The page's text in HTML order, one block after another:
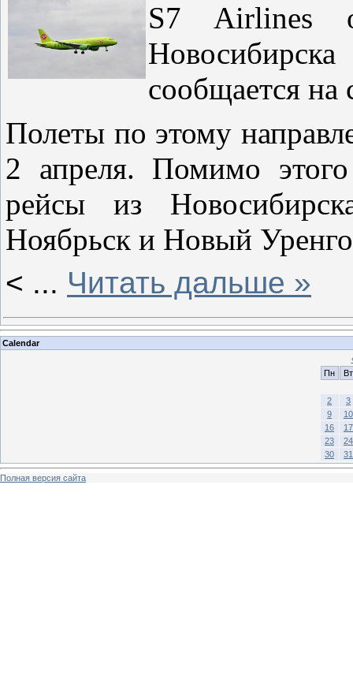
S7 Airlines
сообщается на
Полеты по этому
2 апреля. Помимо
рейсы из
Ноябрьск и Новый
< ... Читать дальше »
Calendar
Пн
Вт
2
3
9
10
16
17
23
24
30
31
Полная версия сайта